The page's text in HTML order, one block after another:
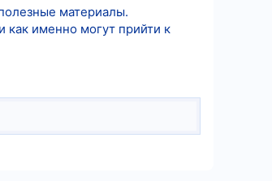
материалы.
как именно могут прийти к